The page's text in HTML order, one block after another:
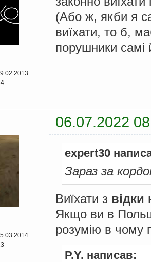
(Або ж, якби я
виїхати, то б,
порушники
06.07.2022
expert30
Зараз за
Виїхати з відки
Якщо ви в
розумію в чому
P.Y. написав: